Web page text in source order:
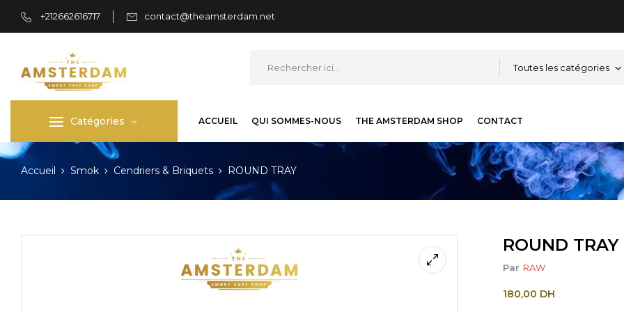
+212662616717 contact@theamsterdam.net
Toutes les catégories
Catégories ACCUEIL QUI SOMMES-NOUS THE AMSTERDAM SHOP CONTACT
Accueil Smok Cendriers & Briquets ROUND TRAY
ROUND TRAY
Par RAW
180,00 DH